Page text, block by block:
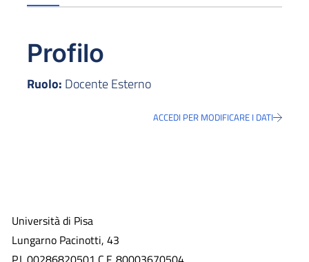
Profilo
Ruolo: Docente Esterno
ACCEDI PER MODIFICARE I DATI
Università di Pisa
Lungarno Pacinotti, 43